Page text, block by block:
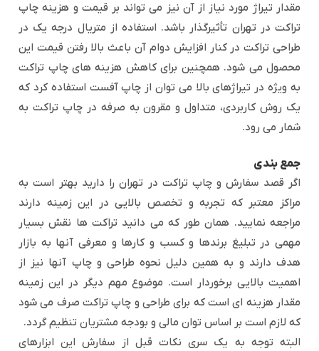
مقدار تیراژ مورد نیاز از آن نیز می تواند بر قیمت و هزینه چاپ
تراکت در تهران تأثیرگذار باشد. استفاده از متریال درجه یک در
طراحی تراکت در کنار افزایش دوام آن باعث بالا رفتن قیمت این
محصول می شود. همچنین برای کاهش هزینه های چاپ تراکت
به ویژه در تیراژهای بالا می توان از چاپ آفست استفاده کرد که
یک روش کاربردی، متداول و مقرون به صرفه در چاپ تراکت به
شمار می رود.
جمع بندی
اگر قصد سفارش و چاپ تراکت در تهران را دارید بهتر است به
مراکز معتبر که تجربه و تخصص بالایی در این زمینه دارند
مراجعه نمایید. همان طور که می دانید تراکت ها نقش بسیار
مهمی در تبلیغ برندها و کسب و کارها و معرفی آنها به بازار
هدف دارند و به همین دلیل نحوه طراحی و چاپ آنها نیز از
اهمیت بالایی برخوردار است. موضوع مهم دیگر در این زمینه
مقدار هزینه ای است که برای طراحی و چاپ تراکت صرف می شود
که لازم است بر اساس توان مالی و بودجه مشتریان تنظیم گردد.
البته توجه به یک سری نکات قبل از سفارش این ابزارهای